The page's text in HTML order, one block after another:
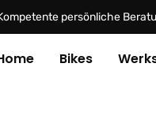
persönliche
Bikes